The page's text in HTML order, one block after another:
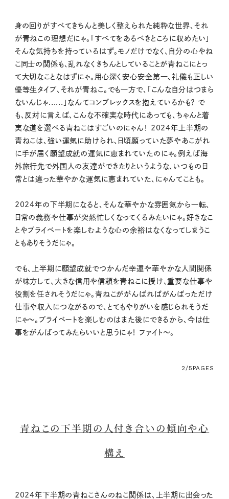
身の回りがすべてきちんと美しく整えられた純粋な世界、それ
が青ねこの理想だにゃ。「すべてをあるべきところに収めたい」
そんな気持ちを持っているはず。モノだけでなく、自分の心やね
こ同士の関係も、乱れなくきちんとしていることが青ねこにとっ
て大切なことなはずにゃ。用心深く安心安全第一、礼儀も正しい
優等生タイプ、それが青ねこ。でも一方で、「こんな自分はつまら
ないんじゃ......」なんてコンプレックスを抱えているかも？ で
も、反対に言えば、こんな不確実な時代にあっても、ちゃんと着
実な道を選べる青ねこはすごいのにゃん！ 2024年上半期の
青ねこは、強い運気に助けられ、日頃願っていた夢やあこがれ
に手が届く願望成就の運気に恵まれていたのにゃ。例えば海
外旅行先で外国人の友達ができたりというような、いつもの日
常とは違った華やかな運気に恵まれていた、にゃんてことも。
2024年の下半期になると、そんな華やかな雰囲気から一転、
日常の義務や仕事が突然忙しくなってくるみたいにゃ。好きなこ
とやプライベートを楽しむような心の余裕はなくなってしまうこ
ともありそうだにゃ。
でも、上半期に願望成就でつかんだ幸運や華やかな人間関係
が味方して、大きな信用や信頼を青ねこに授け、重要な仕事や
役割を任されそうだにゃ。青ねこががんばればがんばっただけ
仕事や収入につながるので、とてもやりがいを感じられそうだ
にゃ〜。プライベートを楽しむのはまた後にできるから、今は仕
事をがんばってみたらいいと思うにゃ！ ファイト〜。
2/5 PAGES
青ねこの下半期の人付き合いの傾向や心
構え
2024年下半期の青ねこさんのねこ関係は、上半期に出会った